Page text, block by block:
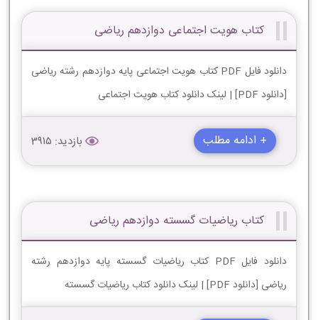
کتاب هویت اجتماعی دوازدهم ریاضی
دانلود فایل PDF کتاب هویت اجتماعی پایه دوازدهم رشته ریاضی
[دانلود PDF] | لینک دانلود کتاب هویت اجتماعی
+ ادامه مطلب بازدید: 3915
کتاب ریاضیات گسسته دوازدهم ریاضی
دانلود فایل PDF کتاب ریاضیات گسسته پایه دوازدهم رشته
ریاضی [دانلود PDF] | لینک دانلود کتاب ریاضیات گسسته